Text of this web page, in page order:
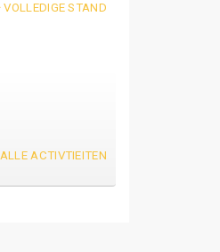
VOLLEDIGE STAND
ALLE ACTIVTIEITEN